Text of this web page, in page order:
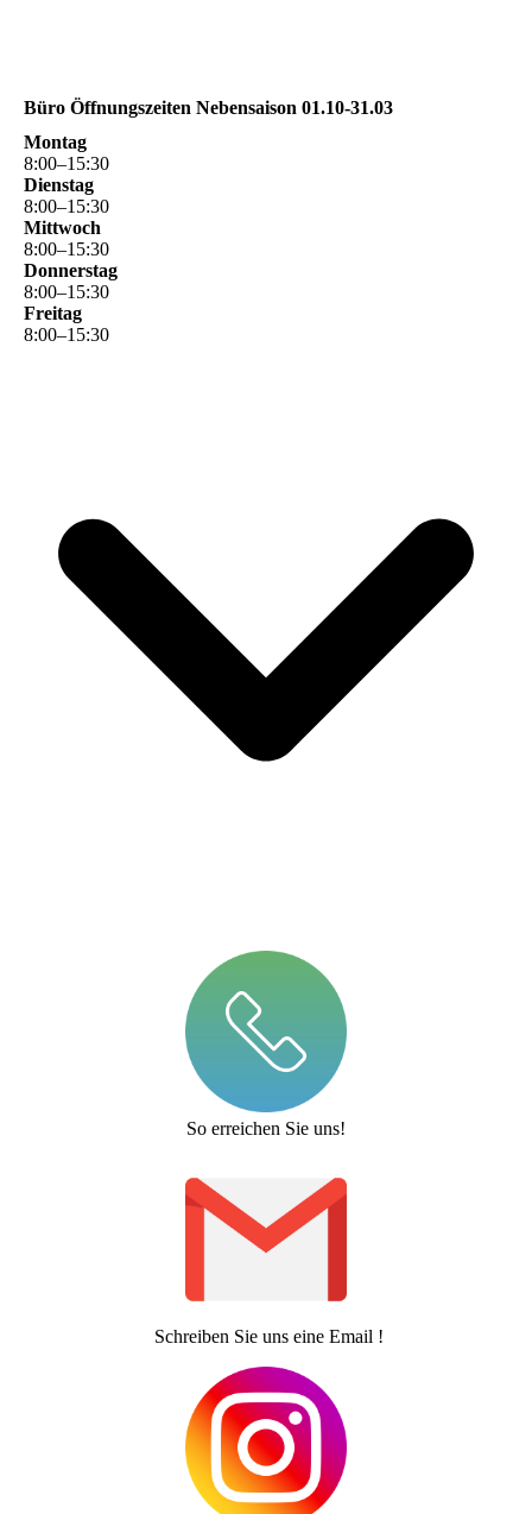
Büro Öffnungszeiten Nebensaison 01.10-31.03
Montag
8:00–15:30
Dienstag
8:00–15:30
Mittwoch
8:00–15:30
Donnerstag
8:00–15:30
Freitag
8:00–15:30
So erreichen Sie uns!
Schreiben Sie uns eine Email !